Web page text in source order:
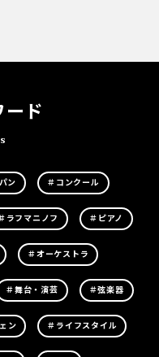
ード
ン ＃コンクール
ラフマニノフ ＃ピアノ
＃オーケストラ
＃舞台・演芸 ＃弦楽器
ン ＃ライフスタイル